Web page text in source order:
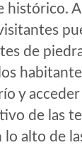
histórico. A
de
y
de las
alto de